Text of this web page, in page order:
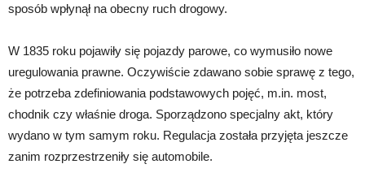
sposób wpłynął na obecny ruch drogowy.
W 1835 roku pojawiły się pojazdy parowe, co wymusiło nowe
uregulowania prawne. Oczywiście zdawano sobie sprawę z tego,
że potrzeba zdefiniowania podstawowych pojęć, m.in. most,
chodnik czy właśnie droga. Sporządzono specjalny akt, który
wydano w tym samym roku. Regulacja została przyjęta jeszcze
zanim rozprzestrzeniły się automobile.